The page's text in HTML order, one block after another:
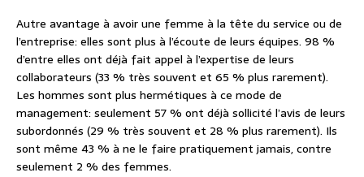
Autre avantage à avoir une femme à la tête du service ou de
l’entreprise: elles sont plus à l’écoute de leurs équipes. 98 %
d’entre elles ont déjà fait appel à l’expertise de leurs
collaborateurs (33 % très souvent et 65 % plus rarement).
Les hommes sont plus hermétiques à ce mode de
management: seulement 57 % ont déjà sollicité l’avis de leurs
subordonnés (29 % très souvent et 28 % plus rarement). Ils
sont même 43 % à ne le faire pratiquement jamais, contre
seulement 2 % des femmes.